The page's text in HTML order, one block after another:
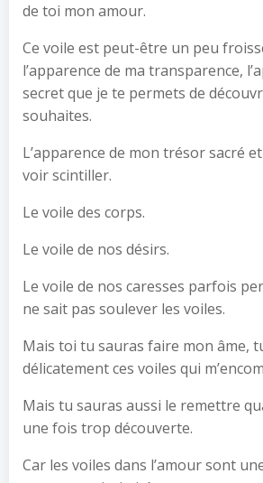
de toi mon amour.
Ce voile est peut-être un peu
l’apparence de ma transparence,
secret que je te permets de
souhaites.
L’apparence de mon trésor sacré
voir scintiller.
Le voile des corps.
Le voile de nos désirs.
Le voile de nos caresses parfois
ne sait pas soulever les voiles.
Mais toi tu sauras faire mon âme,
délicatement ces voiles qui
Mais tu sauras aussi le remettre
une fois trop découverte.
Car les voiles dans l’amour sont